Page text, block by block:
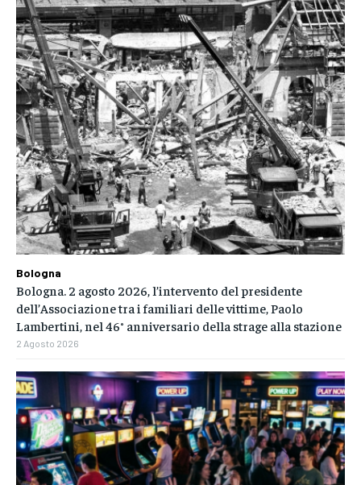
Bologna
Bologna. 2 agosto 2026, l’intervento del presidente
dell’Associazione tra i familiari delle vittime, Paolo
Lambertini, nel 46° anniversario della strage alla stazione
2 Agosto 2026